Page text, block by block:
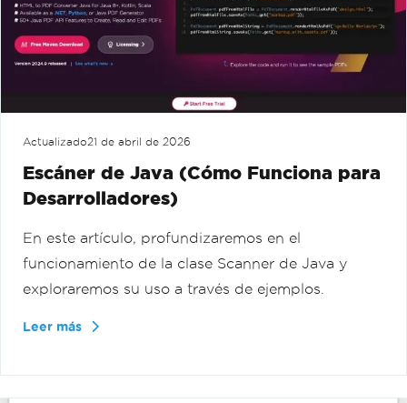
Actualizado21 de abril de 2026
Escáner de Java (Cómo Funciona para
Desarrolladores)
En este artículo, profundizaremos en el
funcionamiento de la clase Scanner de Java y
exploraremos su uso a través de ejemplos.
Leer más